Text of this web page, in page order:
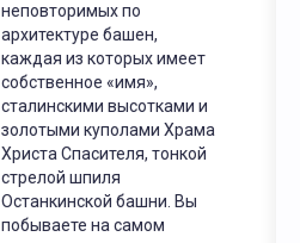
неповторимых по
архитектуре башен,
каждая из которых имеет
собственное «имя»,
сталинскими высотками и
золотыми куполами Храма
Христа Спасителя, тонкой
стрелой шпиля
Останкинской башни. Вы
побываете на самом